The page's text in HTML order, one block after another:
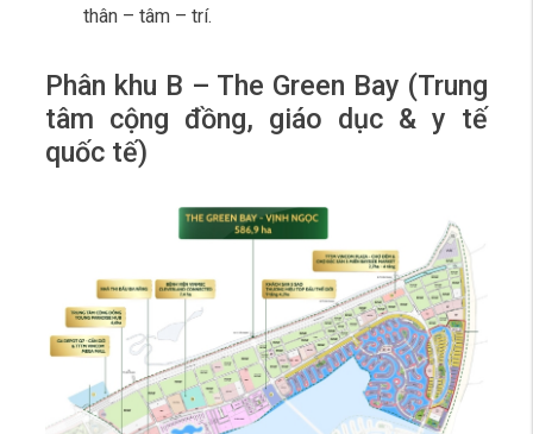
thân – tâm – trí.
Phân khu B – The Green Bay (Trung
tâm cộng đồng, giáo dục & y tế
quốc tế)